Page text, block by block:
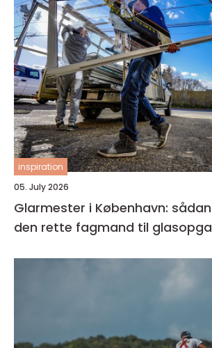
inspiration
05. July 2026
Glarmester i København:
den rette fagmand til